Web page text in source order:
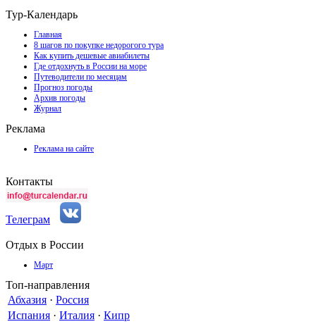
Тур-Календарь
Главная
8 шагов по покупке недорогого тура
Как купить дешевые авиабилеты
Где отдохнуть в России на море
Путеводители по месяцам
Прогноз погоды
Архив погоды
Журнал
Реклама
Реклама на сайте
Контакты
Телеграм
Отдых в России
Март
Топ-направления
Абхазия · Россия
Испания · Италия · Кипр